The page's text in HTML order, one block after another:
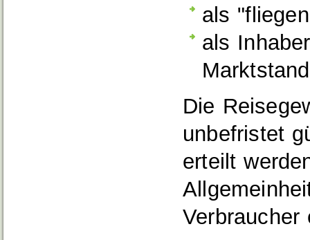
als
als
Die
unbefristet
erteilt